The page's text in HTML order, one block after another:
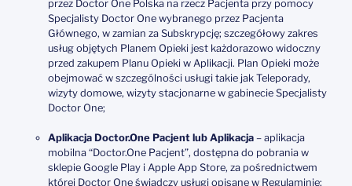
przez Doctor One Polska na rzecz Pacjenta przy pomocy
Specjalisty Doctor One wybranego przez Pacjenta
Głównego, w zamian za Subskrypcję; szczegółowy zakres
usług objętych Planem Opieki jest każdorazowo widoczny
przed zakupem Planu Opieki w Aplikacji. Plan Opieki może
obejmować w szczególności usługi takie jak Teleporady,
wizyty domowe, wizyty stacjonarne w gabinecie Specjalisty
Doctor One;
Aplikacja Doctor.One Pacjent lub Aplikacja – aplikacja
mobilna “Doctor.One Pacjent”, dostępna do pobrania w
sklepie Google Play i Apple App Store, za pośrednictwem
której Doctor One świadczy usługi opisane w Regulaminie;